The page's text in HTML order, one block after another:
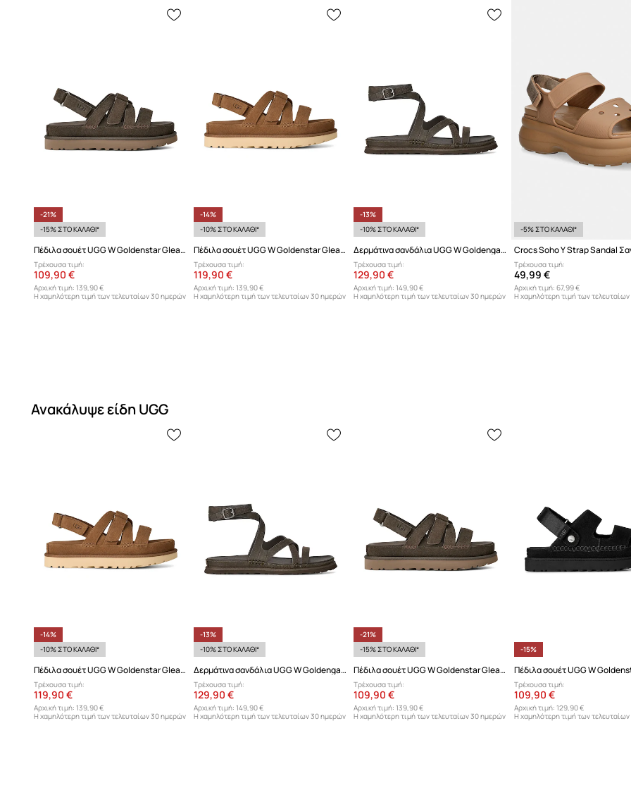
-21%
-15% ΣΤΟ ΚΑΛΑΘΙ*
Πέδιλα σουέτ UGG W Goldenstar Gleam
Τρέχουσα τιμή:
109,90 €
Αρχική τιμή: 139,90 €
Η χαμηλότερη τιμή των τελευταίων 30 ημερών
-14%
-10% ΣΤΟ ΚΑΛΑΘΙ*
Πέδιλα σουέτ UGG W Goldenstar Gleam
Τρέχουσα τιμή:
119,90 €
Αρχική τιμή: 139,90 €
Η χαμηλότερη τιμή των τελευταίων 30 ημερών
-13%
-10% ΣΤΟ ΚΑΛΑΘΙ*
Δερμάτινα σανδάλια UGG W Goldengaze Embossed Ankle Wrap
Τρέχουσα τιμή:
129,90 €
Αρχική τιμή: 149,90 €
Η χαμηλότερη τιμή των τελευταίων 30 ημερών
-5% ΣΤΟ ΚΑΛΑΘΙ*
Τρέχουσα τιμή:
49,99 €
Αρχική τιμή: 67,99 €
Η χαμηλότερη τιμή των
Ανακάλυψε είδη UGG
-14%
-10% ΣΤΟ ΚΑΛΑΘΙ*
Πέδιλα σουέτ UGG W Goldenstar Gleam
Τρέχουσα τιμή:
119,90 €
Αρχική τιμή: 139,90 €
Η χαμηλότερη τιμή των τελευταίων 30 ημερών
-13%
-10% ΣΤΟ ΚΑΛΑΘΙ*
Δερμάτινα σανδάλια UGG W Goldengaze Embossed Ankle Wrap
Τρέχουσα τιμή:
129,90 €
Αρχική τιμή: 149,90 €
Η χαμηλότερη τιμή των τελευταίων 30 ημερών
-21%
-15% ΣΤΟ ΚΑΛΑΘΙ*
Πέδιλα σουέτ UGG W Goldenstar Gleam
Τρέχουσα τιμή:
109,90 €
Αρχική τιμή: 139,90 €
Η χαμηλότερη τιμή των τελευταίων 30 ημερών
-15%
Πέδιλα σουέτ UGG W
Τρέχουσα τιμή:
109,90 €
Αρχική τιμή: 129,90 €
Η χαμηλότερη τιμή των